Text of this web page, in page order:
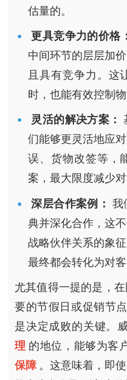
估量的。
更具竞争力的价格
中间环节的层层加
且具有竞争力。这
时，也能有效控制物
灵活的解决方案：
们能够更灵活地应
误、货物改签等，
案，最大限度减少对
深层合作案例： 我
典并深化合作，这
战略伙伴关系的象
最终都会转化为对
尤其值得一提的是，
要的节假日或促销节
是决定成败的关键。
理 的地位，能够为客
保障 。这意味着，即